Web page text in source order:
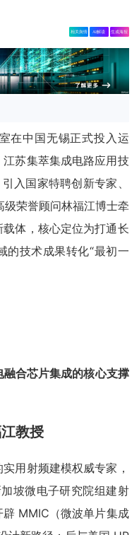
相关舆情 AI解读 生成海报
在中国无锡正式投入运
苏集萃集成电路应用技
入国家特聘创新专家、
级荣誉顾问林福江博士牵
体，核心定位为打通长
的技术成果转化“最初一
合芯片集成的核心支撑
教授
用射频建模权威专家，
坡微电子研究院组建射
MMIC（微波单片集成